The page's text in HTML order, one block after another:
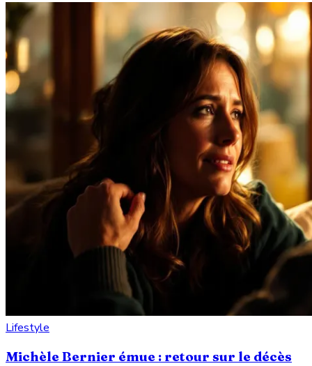
Lifestyle
Michèle Bernier émue : retour sur le décès